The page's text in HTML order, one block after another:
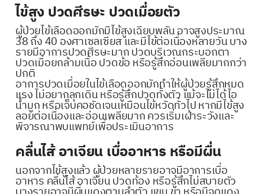
ไข้สูง ปวดศีรษะ ปวดเมื่อยตัว
ผู้ป่วยไข้เลือดออกมักมีไข้สูงเฉียบพลัน อาจสูงประมาณ
38 ถึง 40 องศาเซลเซียส และมีไข้ต่อเนื่องหลายวัน บาง
รายมีอาการปวดศีรษะมาก ปวดบริเวณกระบอกตา
ปวดเมื่อยกล้ามเนื้อ ปวดข้อ หรือรู้สึกอ่อนเพลียมากกว่า
ปกติ
อาการปวดเมื่อยในไข้เลือดออกมักทำให้ผู้ป่วยรู้สึกหมด
แรง ไม่อยากลุกเดิน หรือรู้สึกปวดทั้งตัว แม้จะไม่ได้ไอ
น้ำมูก หรือเจ็บคอชัดเจนเหมือนไข้หวัดทั่วไป หากมีไข้สูง
ลอยต่อเนื่องและอ่อนเพลียมาก ควรเริ่มเฝ้าระวังและ
พิจารณาพบแพทย์เพื่อประเมินอาการ
คลื่นไส้ อาเจียน เบื่ออาหาร หรือมีผื่น
นอกจากไข้สูงแล้ว ผู้ป่วยหลายรายอาจมีอาการเบื่อ
อาหาร คลื่นไส้ อาเจียน ปวดท้อง หรือรู้สึกไม่สบายตัว